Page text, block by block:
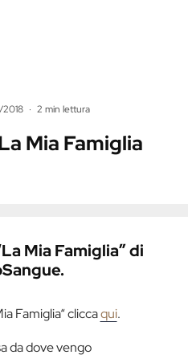
· 2 min lettura
Mia Famiglia
Mia Famiglia” di
Famiglia“ cliccaqui.
da dove vengo